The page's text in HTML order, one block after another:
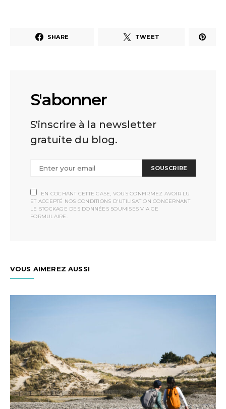
SHARE TWEET
S'abonner
S'inscrire à la newsletter
gratuite du blog.
SOUSCRIRE
EN COCHANT CETTE CASE, VOUS CONFIRMEZ AVOIR LU
ET ACCEPTÉ NOS CONDITIONS D'UTILISATION CONCERNANT
LE STOCKAGE DES DONNÉES SOUMISES VIA CE
FORMULAIRE.
VOUS AIMEREZ AUSSI